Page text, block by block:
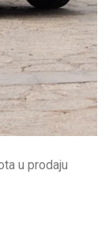
u prodaju